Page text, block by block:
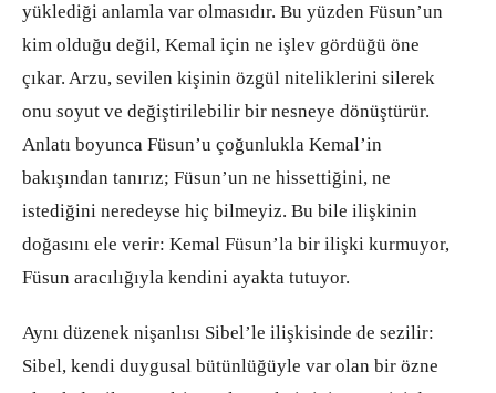
yüklediği anlamla var olmasıdır. Bu yüzden Füsun’un
kim olduğu değil, Kemal için ne işlev gördüğü öne
çıkar. Arzu, sevilen kişinin özgül niteliklerini silerek
onu soyut ve değiştirilebilir bir nesneye dönüştürür.
Anlatı boyunca Füsun’u çoğunlukla Kemal’in
bakışından tanırız; Füsun’un ne hissettiğini, ne
istediğini neredeyse hiç bilmeyiz. Bu bile ilişkinin
doğasını ele verir: Kemal Füsun’la bir ilişki kurmuyor,
Füsun aracılığıyla kendini ayakta tutuyor.
Aynı düzenek nişanlısı Sibel’le ilişkisinde de sezilir:
Sibel, kendi duygusal bütünlüğüyle var olan bir özne